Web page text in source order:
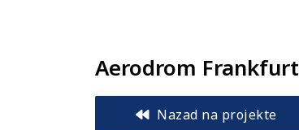
Aerodrom Frankfurt
Nazad na projekte